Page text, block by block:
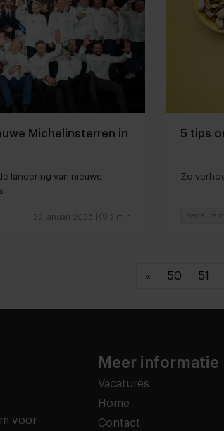
Michelinsterren in
lancering van nieuwe
22 januari 2025 2 min
5 tips
Zo
« 50 51
voor
Meer informatie
Vacatures
Home
Contact